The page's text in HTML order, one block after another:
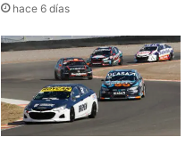
hace 6 días